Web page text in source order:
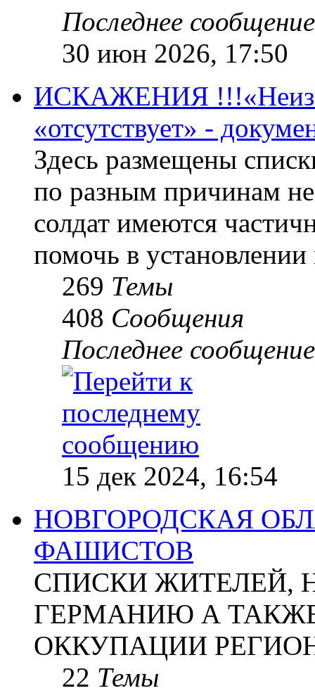
Последнее сообщение
30 июн 2026, 17:50
ИСКАЖЕНИЯ
«отсутствует» -
Здесь размещены
по разным причинам
солдат имеются
помочь в
269 Темы
408 Сообщения
Последнее сообщение
15 дек 2024, 16:54
НОВГОРОДСКАЯ
ФАШИСТОВ
СПИСКИ ЖИТЕЛЕЙ,
ГЕРМАНИЮ А
ОККУПАЦИИ
22 Темы